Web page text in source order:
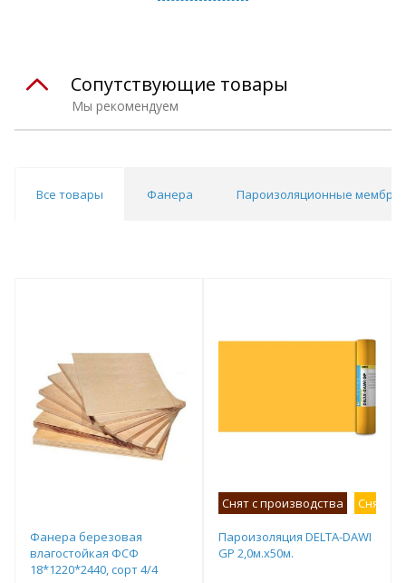
Мы рекомендуем
Сопутствующие товары
Все товары Фанера Пароизоляционные
Фанера березовая
влагостойкая ФСФ
18*1220*2440, сорт 4/4
Снят с производства Снят с
Пароизоляция DELTA-DAWI
GP 2,0м.х50м.